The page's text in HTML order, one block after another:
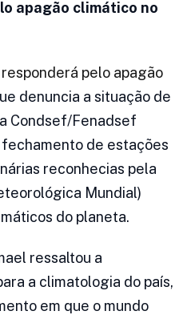
apagão climático no
pelo apagão
denuncia a situação de
Condsef/Fenadsef
de estações
reconhecias pela
Mundial)
do planeta.
ressaltou a
a climatologia do país,
em que o mundo